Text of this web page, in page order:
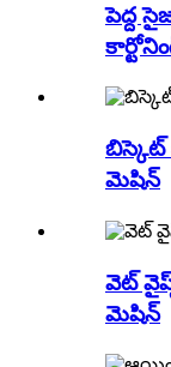
పెద్ద
బిస్కెట్
మెషిన్
వెట్
మెషిన్